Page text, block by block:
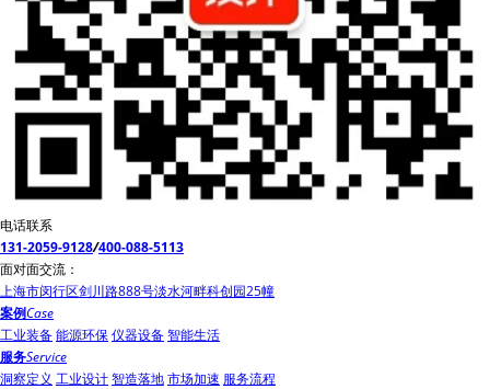
电话联系
131-2059-9128/400-088-5113
面对面交流：
上海市闵行区剑川路888号淡水河畔科创园25幢
案例Case
工业装备能源环保仪器设备智能生活
服务Service
洞察定义 工业设计智造落地市场加速 服务流程